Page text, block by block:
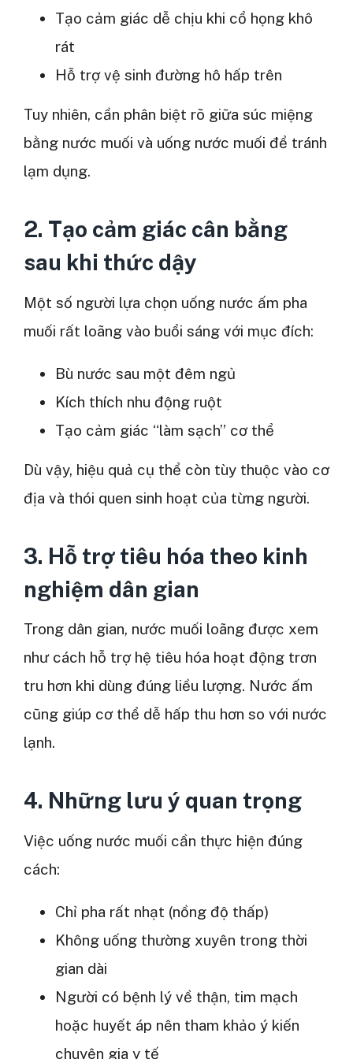
Tạo cảm giác dễ chịu khi cổ họng khô
rát
Hỗ trợ vệ sinh đường hô hấp trên
Tuy nhiên, cần phân biệt rõ giữa súc miệng
bằng nước muối và uống nước muối để tránh
lạm dụng.
2. Tạo cảm giác cân bằng
sau khi thức dậy
Một số người lựa chọn uống nước ấm pha
muối rất loãng vào buổi sáng với mục đích:
Bù nước sau một đêm ngủ
Kích thích nhu động ruột
Tạo cảm giác “làm sạch” cơ thể
Dù vậy, hiệu quả cụ thể còn tùy thuộc vào cơ
địa và thói quen sinh hoạt của từng người.
3. Hỗ trợ tiêu hóa theo kinh
nghiệm dân gian
Trong dân gian, nước muối loãng được xem
như cách hỗ trợ hệ tiêu hóa hoạt động trơn
tru hơn khi dùng đúng liều lượng. Nước ấm
cũng giúp cơ thể dễ hấp thu hơn so với nước
lạnh.
4. Những lưu ý quan trọng
Việc uống nước muối cần thực hiện đúng
cách:
Chỉ pha rất nhạt (nồng độ thấp)
Không uống thường xuyên trong thời
gian dài
Người có bệnh lý về thận, tim mạch
hoặc huyết áp nên tham khảo ý kiến
chuyên gia y tế